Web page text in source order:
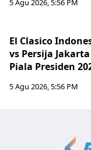
5 Agu 2026, 5:56 PM
El Clasico
vs Persija
Piala Presiden
5 Agu 2026, 5:56 PM